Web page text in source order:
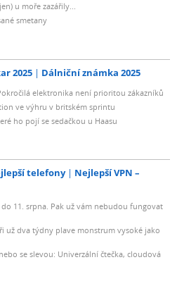
u moře zazářily...
smetany
2025 Dálniční známka 2025
elektronika není prioritou zákazníků
ve výhru v britském sprintu
ho pojí se sedačkou u Haasu
telefony
Nejlepší VPN –
11. srpna. Pak už vám nebudou fungovat
už dva týdny plave monstrum vysoké jako
se slevou: Univerzální čtečka, cloudová